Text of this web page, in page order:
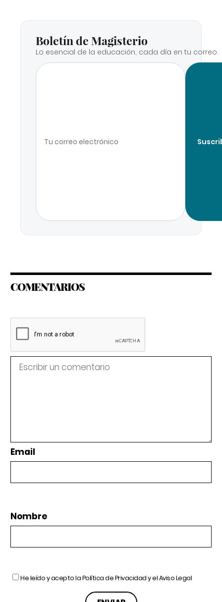
Boletín de Magisterio
Lo esencial de la educación, cada día en tu correo.
COMENTARIOS
Email
Nombre
He leído y acepto laPolítica de Privacidady elAviso Legal